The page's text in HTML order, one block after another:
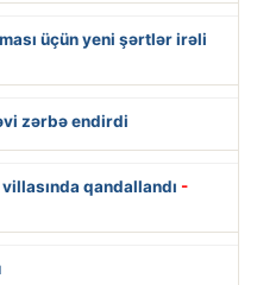
üçün yeni şərtlər irəli
zərbə endirdi
qandallandı -